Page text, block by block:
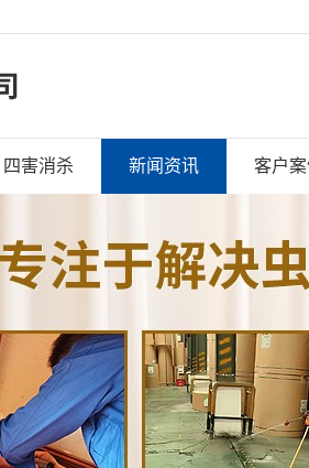
四害消杀 新闻资讯 客户案